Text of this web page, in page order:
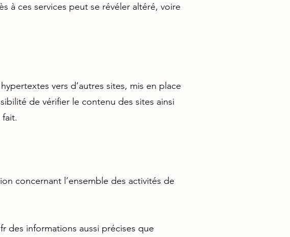
à ces services peut se révéler altéré, voire
vers d’autres sites, mis en place
de vérifier le contenu des sites ainsi
concernant l’ensemble des activités de
des informations aussi précises que